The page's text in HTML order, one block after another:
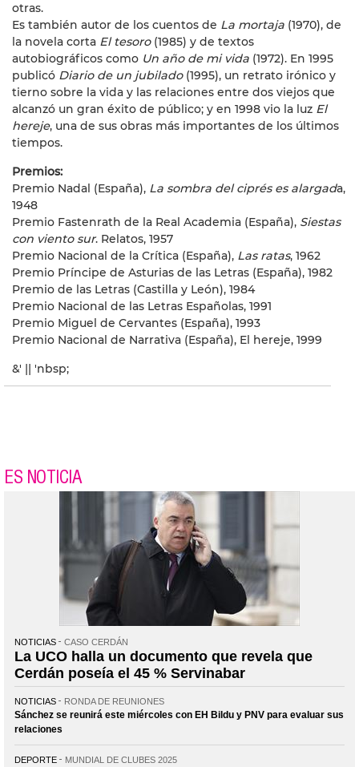
otras.
Es también autor de los cuentos de La mortaja (1970), de
la novela corta El tesoro(1985) y de textos
autobiográficos como Un año de mi vida (1972). En 1995
publicó Diario de un jubilado(1995), un retrato irónico y
tierno sobre la vida y las relaciones entre dos viejos que
alcanzó un gran éxito de público; y en 1998 vio la luz El
hereje, una de sus obras más importantes de los últimos
tiempos.
Premios:
Premio Nadal (España), La sombra del ciprés es alargada,
1948
Premio Fastenrath de la Real Academia (España), Siestas
con viento sur. Relatos, 1957
Premio Nacional de la Crítica (España), Las ratas, 1962
Premio Príncipe de Asturias de las Letras (España), 1982
Premio de las Letras (Castilla y León), 1984
Premio Nacional de las Letras Españolas, 1991
Premio Miguel de Cervantes (España), 1993
Premio Nacional de Narrativa (España), El hereje, 1999
&' || 'nbsp;
ES NOTICIA
NOTICIAS CASO CERDÁN
La UCO halla un documento que revela que
Cerdán poseía el 45 % Servinabar
NOTICIAS RONDA DE REUNIONES
Sánchez se reunirá este miércoles con EH Bildu y PNV para evaluar sus
relaciones
DEPORTE MUNDIAL DE CLUBES 2025